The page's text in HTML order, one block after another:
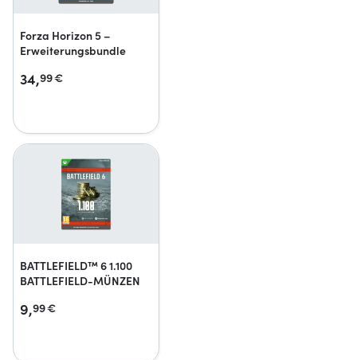
Forza Horizon 5 –
Erweiterungsbundle
34,99€
BATTLEFIELD™ 6 1.100
BATTLEFIELD-MÜNZEN
9,99€